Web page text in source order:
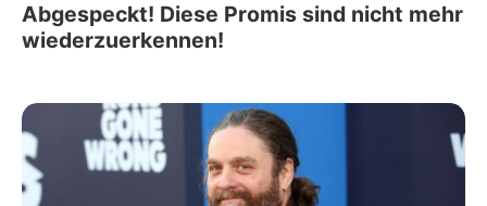
Abgespeckt! Diese Promis sind nicht mehr
wiederzuerkennen!